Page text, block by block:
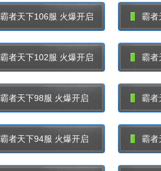
霸者天下106服 火爆开启 霸者
霸者天下102服 火爆开启 霸者
霸者天下98服 火爆开启 霸者
霸者天下94服 火爆开启 霸者